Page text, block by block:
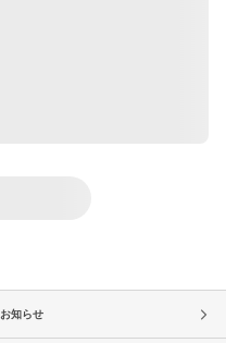
お知らせ